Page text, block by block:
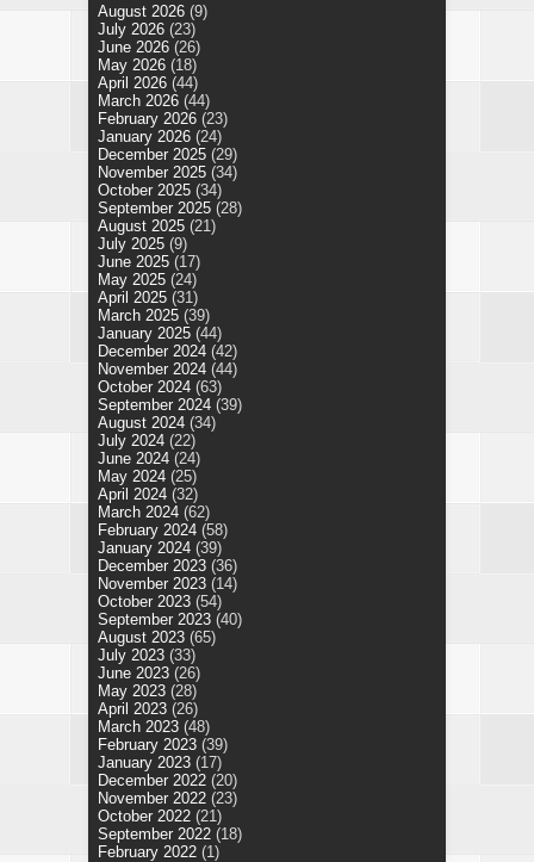
August 2026 (9)
July 2026 (23)
June 2026 (26)
May 2026 (18)
April 2026 (44)
March 2026 (44)
February 2026 (23)
January 2026 (24)
December 2025 (29)
November 2025 (34)
October 2025 (34)
September 2025 (28)
August 2025 (21)
July 2025 (9)
June 2025 (17)
May 2025 (24)
April 2025 (31)
March 2025 (39)
January 2025 (44)
December 2024 (42)
November 2024 (44)
October 2024 (63)
September 2024 (39)
August 2024 (34)
July 2024 (22)
June 2024 (24)
May 2024 (25)
April 2024 (32)
March 2024 (62)
February 2024 (58)
January 2024 (39)
December 2023 (36)
November 2023 (14)
October 2023 (54)
September 2023 (40)
August 2023 (65)
July 2023 (33)
June 2023 (26)
May 2023 (28)
April 2023 (26)
March 2023 (48)
February 2023 (39)
January 2023 (17)
December 2022 (20)
November 2022 (23)
October 2022 (21)
September 2022 (18)
February 2022 (1)